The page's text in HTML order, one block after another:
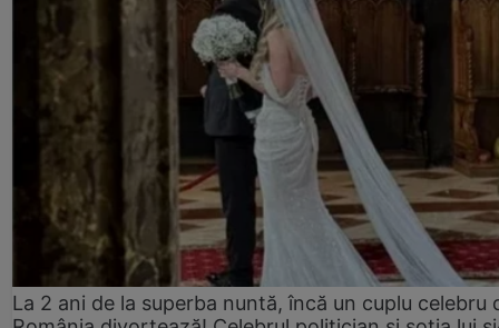
La 2 ani de la superba nuntă, încă un cuplu celebru